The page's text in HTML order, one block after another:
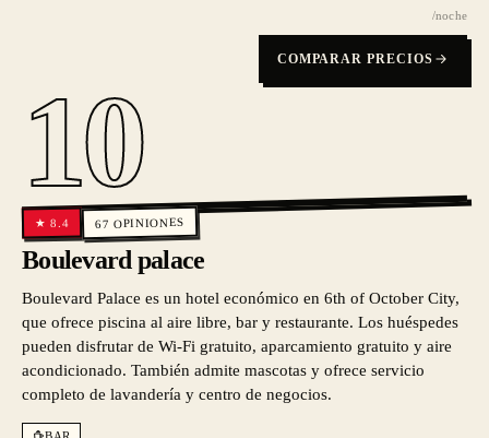
/noche
COMPARAR PRECIOS
10
★8.4 67 OPINIONES
Boulevard palace
Boulevard Palace es un hotel económico en 6th of October City,
que ofrece piscina al aire libre, bar y restaurante. Los huéspedes
pueden disfrutar de Wi-Fi gratuito, aparcamiento gratuito y aire
acondicionado. También admite mascotas y ofrece servicio
completo de lavandería y centro de negocios.